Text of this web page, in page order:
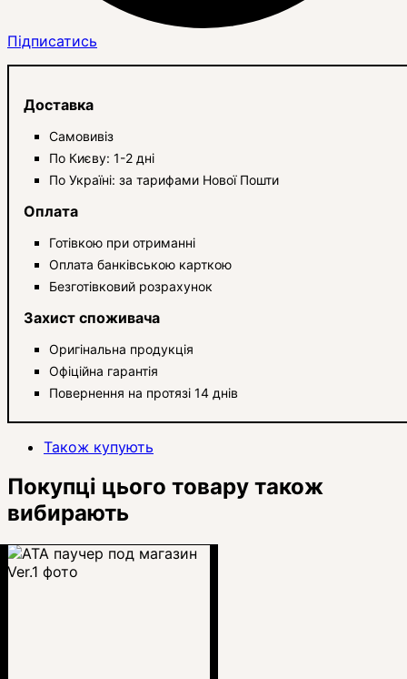
Підписатись
Доставка
Самовивіз
По Києву: 1-2 дні
По Україні: за тарифами Нової Пошти
Оплата
Готівкою при отриманні
Оплата банківською карткою
Безготівковий розрахунок
Захист споживача
Оригінальна продукція
Офіційна гарантія
Повернення на протязі 14 днів
Також купують
Покупці цього товару також
вибирають